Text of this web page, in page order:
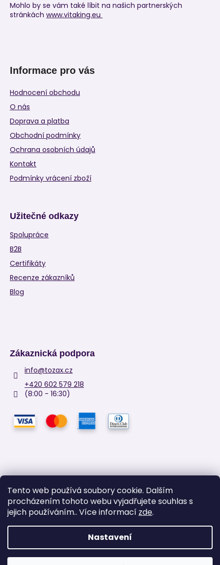
Tento web používá soubory cookie. Dalším
procházením tohoto webu vyjadřujete souhlas s
jejich používáním.. Více informací zde.
Nastavení
Mohlo by se vám také líbit na našich partnerských
stránkách www.vitaking.eu
Informace pro vás
Hodnocení obchodu
O nás
Doprava a platba
Obchodní podmínky
Ochrana osobních údajů
Kontakt
Podmínky vrácení zboží
Užitečné odkazy
Spolupráce
B2B
Certifikáty
Recenze zákazníků
Blog
Zákaznická podpora
info@tozax.cz
+420 602 579 218
(8:00 - 16:30)
Facebook
Copyright 2026TOZAX. Všechna práva vyhrazena.Upravit